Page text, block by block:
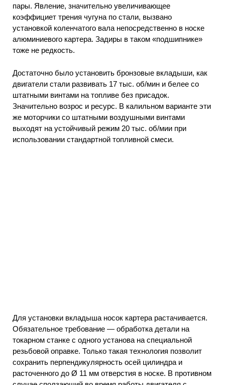
пары. Явление, значительно увеличивающее
коэффициет трения чугуна по стали, вызвано
установкой коленчатого вала непосредственно в носке
алюминиевого картера. Задиры в таком «подшипнике»
тоже не редкость.
Достаточно было установить бронзовые вкладыши, как
двигатели стали развивать 17 тыс. об/мин и белее со
штатными винтами на топливе без присадок.
Значительно возрос и ресурс. В калильном варианте эти
же моторчики со штатными воздушными винтами
выходят на устойчивый режим 20 тыс. об/мии при
использовании стандартной топливной смеси.
Для установки вкладыша носок картера растачивается.
Обязательное требование — обработка детали на
токарном станке с одного установа на специальной
резьбовой оправке. Только такая технология позволит
сохранить перпендикулярность осей цилиндра и
расточенного до Ø 11 мм отверстия в носке. В противном